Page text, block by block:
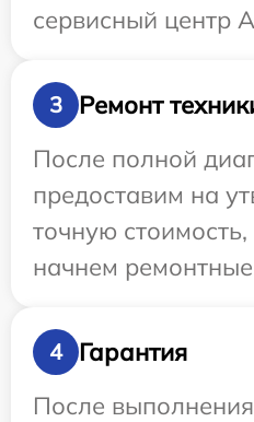
сервисный центр
3
Ремонт
После полной
предоставим на
точную
начнем
4
Гарантия
После